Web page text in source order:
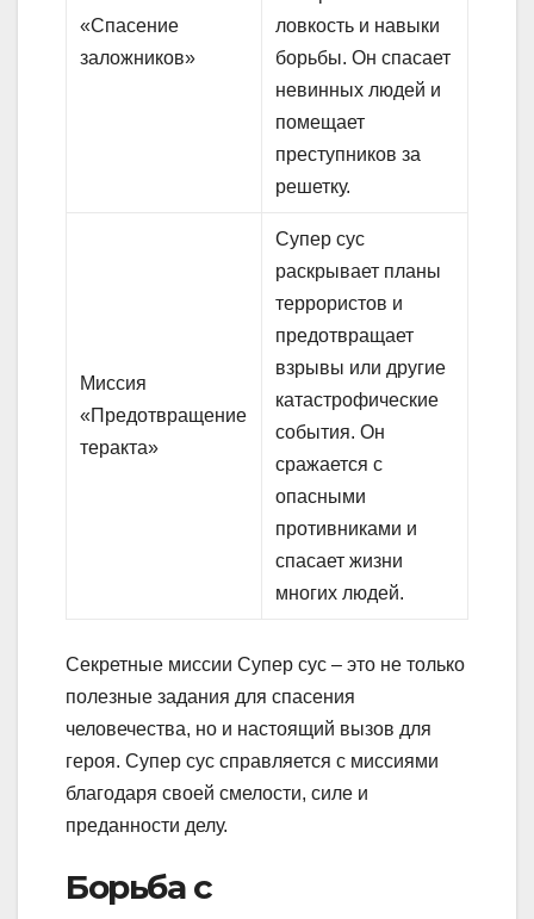
«Спасение
заложников»
ловкость и навыки
борьбы. Он спасает
невинных людей и
помещает
преступников за
решетку.
Миссия
«Предотвращение
теракта»
Супер сус
раскрывает планы
террористов и
предотвращает
взрывы или другие
катастрофические
события. Он
сражается с
опасными
противниками и
спасает жизни
многих людей.
Секретные миссии Супер сус – это не только
полезные задания для спасения
человечества, но и настоящий вызов для
героя. Супер сус справляется с миссиями
благодаря своей смелости, силе и
преданности делу.
Борьба с